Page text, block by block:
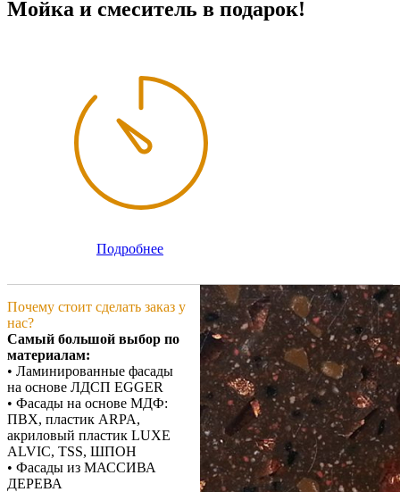
Мойка и смеситель в подарок!
Подробнее
Почему стоит сделать заказ у
нас?
Самый большой выбор по
материалам:
• Ламинированные фасады
на основе ЛДСП EGGER
• Фасады на основе МДФ:
ПВХ, пластик ARPA,
акриловый пластик LUXE
ALVIC, TSS, ШПОН
• Фасады из МАССИВА
ДЕРЕВА